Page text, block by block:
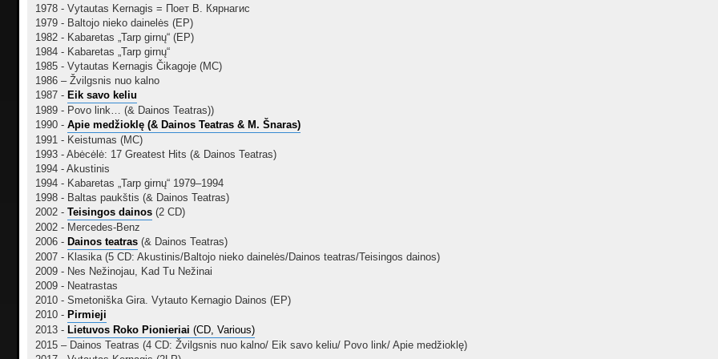
1978 - Vytautas Kernagis = Поет В. Кярнагис
1979 - Baltojo nieko dainelės (EP)
1982 - Kabaretas „Tarp girnų“ (EP)
1984 - Kabaretas „Tarp girnų“
1985 - Vytautas Kernagis Čikagoje (MC)
1986 – Žvilgsnis nuo kalno
1987 - Eik savo keliu
1989 - Povo link… (& Dainos Teatras))
1990 - Apie medžioklę (& Dainos Teatras & M. Šnaras)
1991 - Keistumas (MC)
1993 - Abėcėlė: 17 Greatest Hits (& Dainos Teatras)
1994 - Akustinis
1994 - Kabaretas „Tarp girnų“ 1979–1994
1998 - Baltas paukštis (& Dainos Teatras)
2002 - Teisingos dainos(2 CD)
2002 - Mercedes-Benz
2006 - Dainos teatras(& Dainos Teatras)
2007 - Klasika (5 CD: Akustinis/Baltojo nieko dainelės/Dainos teatras/Teisingos dainos)
2009 - Nes Nežinojau, Kad Tu Nežinai
2009 - Neatrastas
2010 - Smetoniška Gira. Vytauto Kernagio Dainos (EP)
2010 - Pirmieji
2013 - Lietuvos Roko Pionieriai ‎(CD, Various)
2015 – Dainos Teatras (4 CD: Žvilgsnis nuo kalno/ Eik savo keliu/ Povo link/ Apie medžioklę)